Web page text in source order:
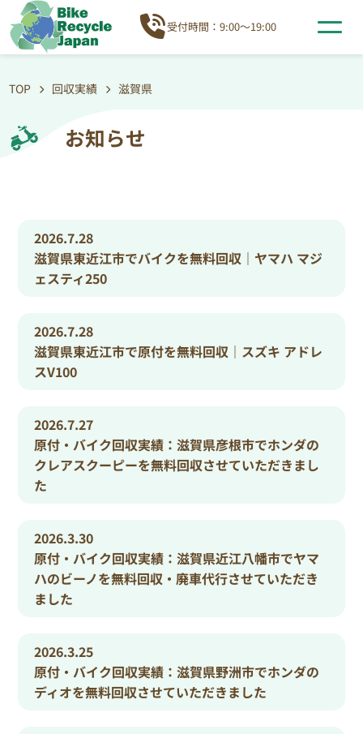
受付時間：9:00～19:00
TOP 回収実績 滋賀県
お知らせ
2026.7.28
滋賀県東近江市でバイクを無料回収｜ヤマハ マジ
ェスティ250
2026.7.28
滋賀県東近江市で原付を無料回収｜スズキ アドレ
スV100
2026.7.27
原付・バイク回収実績：滋賀県彦根市でホンダの
クレアスクーピーを無料回収させていただきまし
た
2026.3.30
原付・バイク回収実績：滋賀県近江八幡市でヤマ
ハのビーノを無料回収・廃車代行させていただき
ました
2026.3.25
原付・バイク回収実績：滋賀県野洲市でホンダの
ディオを無料回収させていただきました